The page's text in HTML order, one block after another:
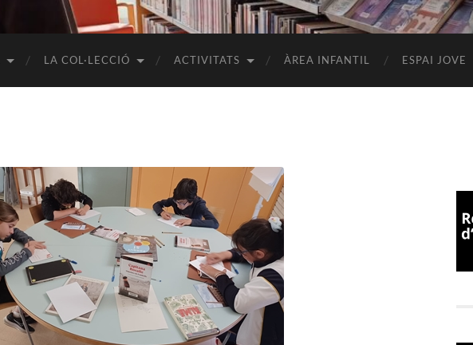
LA COL·LECCIÓ ACTIVITATS ÀREA INFANTIL ESPAI JOVE